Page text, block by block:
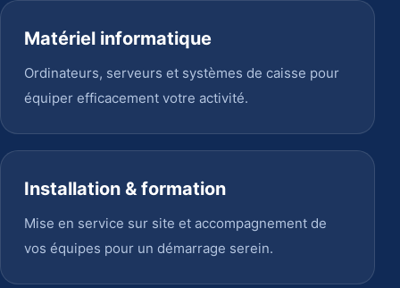
Matériel informatique
Ordinateurs, serveurs et systèmes de caisse pour
équiper efficacement votre activité.
Installation & formation
Mise en service sur site et accompagnement de
vos équipes pour un démarrage serein.